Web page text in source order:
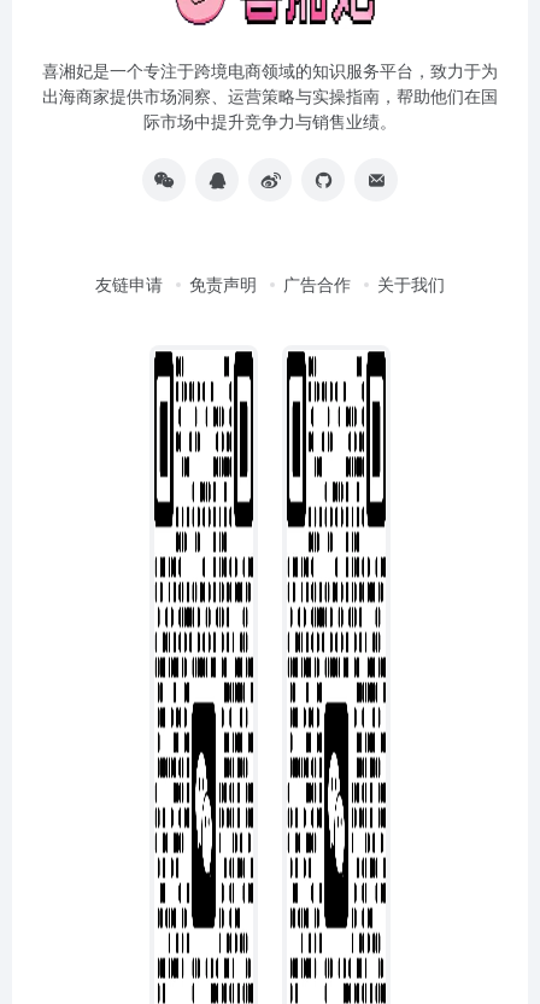
喜湘妃是一个专注于跨境电商领域的知识服务平台，致力于为
出海商家提供市场洞察、运营策略与实操指南，帮助他们在国
际市场中提升竞争力与销售业绩。
友链申请 免责声明 广告合作 关于我们